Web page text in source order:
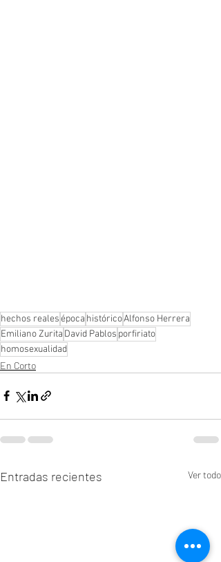
hechos realesépoca históricoAlfonso Herrera
Emiliano Zurita David Pablos porfiriato
homosexualidad
En Corto
Entradas recientes Ver todo